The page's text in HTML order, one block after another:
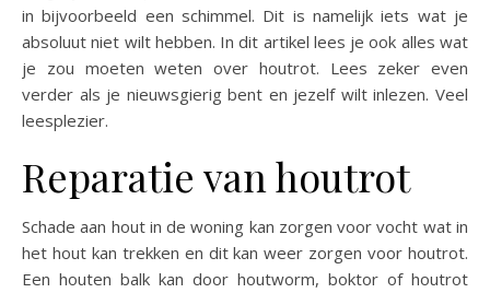
in bijvoorbeeld een schimmel. Dit is namelijk iets wat je
absoluut niet wilt hebben. In dit artikel lees je ook alles wat
je zou moeten weten over houtrot. Lees zeker even
verder als je nieuwsgierig bent en jezelf wilt inlezen. Veel
leesplezier.
Reparatie van houtrot
Schade aan hout in de woning kan zorgen voor vocht wat in
het hout kan trekken en dit kan weer zorgen voor houtrot.
Een houten balk kan door houtworm, boktor of houtrot